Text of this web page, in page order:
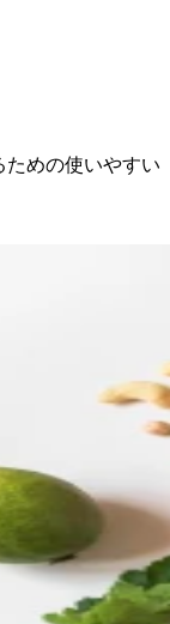
めの使いやすい